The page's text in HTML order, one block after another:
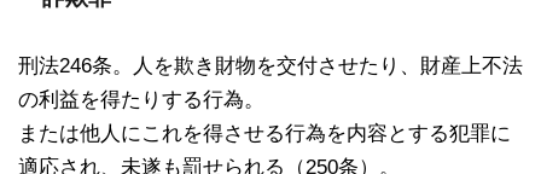
刑法246条。人を欺き財物を交付させたり、財産上不法
の利益を得たりする行為。
または他人にこれを得させる行為を内容とする犯罪に
適応され、未遂も罰せられる（250条）。